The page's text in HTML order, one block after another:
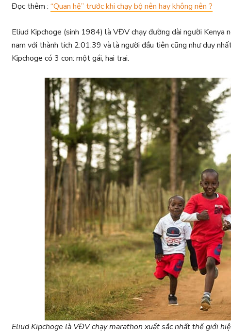
Đọc thêm : “Quan hệ” trước khi chạy bộ nên hay không nên ?
Eliud Kipchoge (sinh 1984) là VĐV chạy đường dài người
nam với thành tích 2:01:39 và là người đầu tiên cũng như duy
Kipchoge có 3 con: một gái, hai trai.
Eliud Kipchoge là VĐV chạy marathon xuất sắc nhất thế giới